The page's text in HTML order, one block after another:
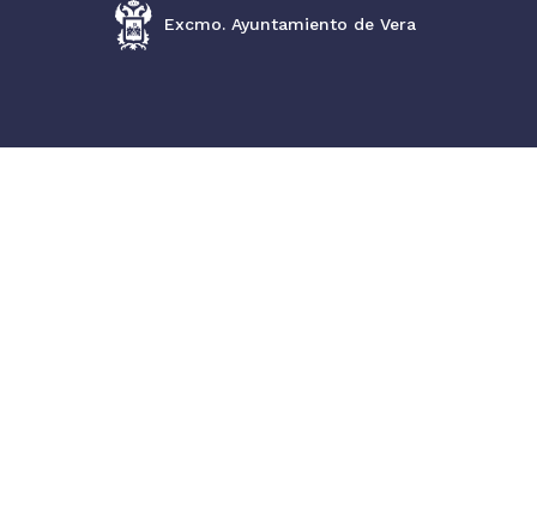
Excmo. Ayuntamiento de Vera